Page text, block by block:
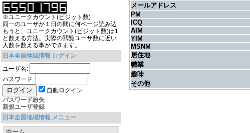
※ユニークカウント(ビジット数)
同一のユーザが１日の間に何ページ読み込
もうと、ユニークカウント(ビジット数)は1
と数える方法。実際の閲覧ユーザ数に近い
人数を数える事ができます。
日本全国地域情報 ログイン
ユーザ名:
パスワード:
自動ログイン
パスワード紛失
新規ユーザ登録
日本全国地域情報 メニュー
メールアドレス
PM
ICQ
AIM
YIM
MSNM
居住地
職業
趣味
その他